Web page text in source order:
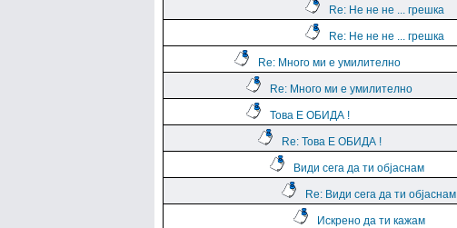
Re: Не не не ... грешка
Re: Не не не ... грешка
Re: Много ми е умилително
Re: Много ми е умилително
Това Е ОБИДА !
Re: Това Е ОБИДА !
Види сега да ти објаснам
Re: Види сега да ти објаснам
Искрено да ти кажам